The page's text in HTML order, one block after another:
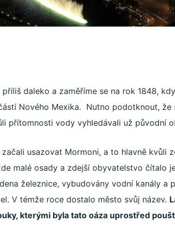
daleko a zaměříme se na rok 1848,
Nového Mexika. Nutno podotknout, že
přítomnosti vody vyhledávali už původní
usazovat Mormoni, a to hlavně kvůli
malé osady a zdejší obyvatelstvo čítalo
železnice, vybudovány vodní kanály a
V témže roce dostalo město svůj název.
kterými byla tato oáza uprostřed